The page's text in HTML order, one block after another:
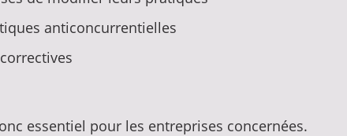
anticoncurrentielles
essentiel pour les entreprises concernées.